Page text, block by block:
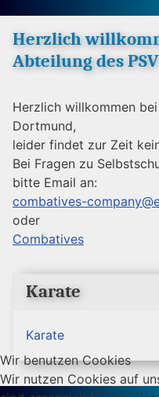
Karate
Karate
Herzlich
Abteilung des
Herzlich willkommen
Dortmund,
leider findet zur Zeit
Bei Fragen zu
bitte Email an:
combatives-
oder
Combatives
Wir benutzen Cookies
Wir nutzen Cookies auf